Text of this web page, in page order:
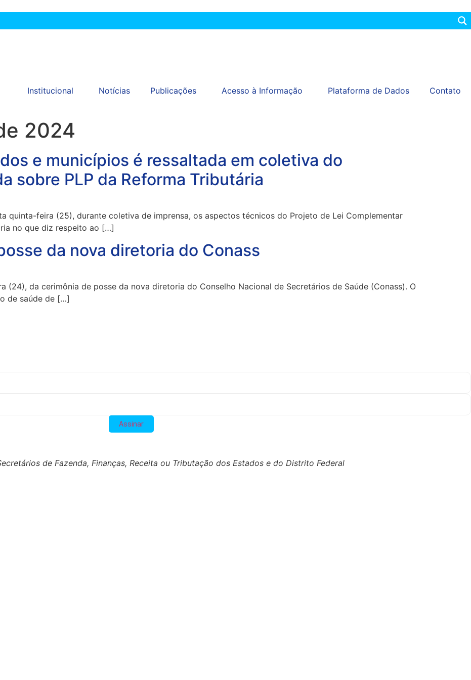
Institucional Notícias Publicações Acesso à Informação Plataforma de Dados Contato
2024
e municípios é ressaltada em coletiva do
sobre PLP da Reforma Tributária
quinta-feira (25), durante coletiva de imprensa, os aspectos técnicos do Projeto de Lei Complementar
no que diz respeito ao […]
da nova diretoria do Conass
(24), da cerimônia de posse da nova diretoria do Conselho Nacional de Secretários de Saúde (Conass). O
de saúde de […]
Assinar
de Fazenda, Finanças, Receita ou Tributação dos Estados e do Distrito Federal